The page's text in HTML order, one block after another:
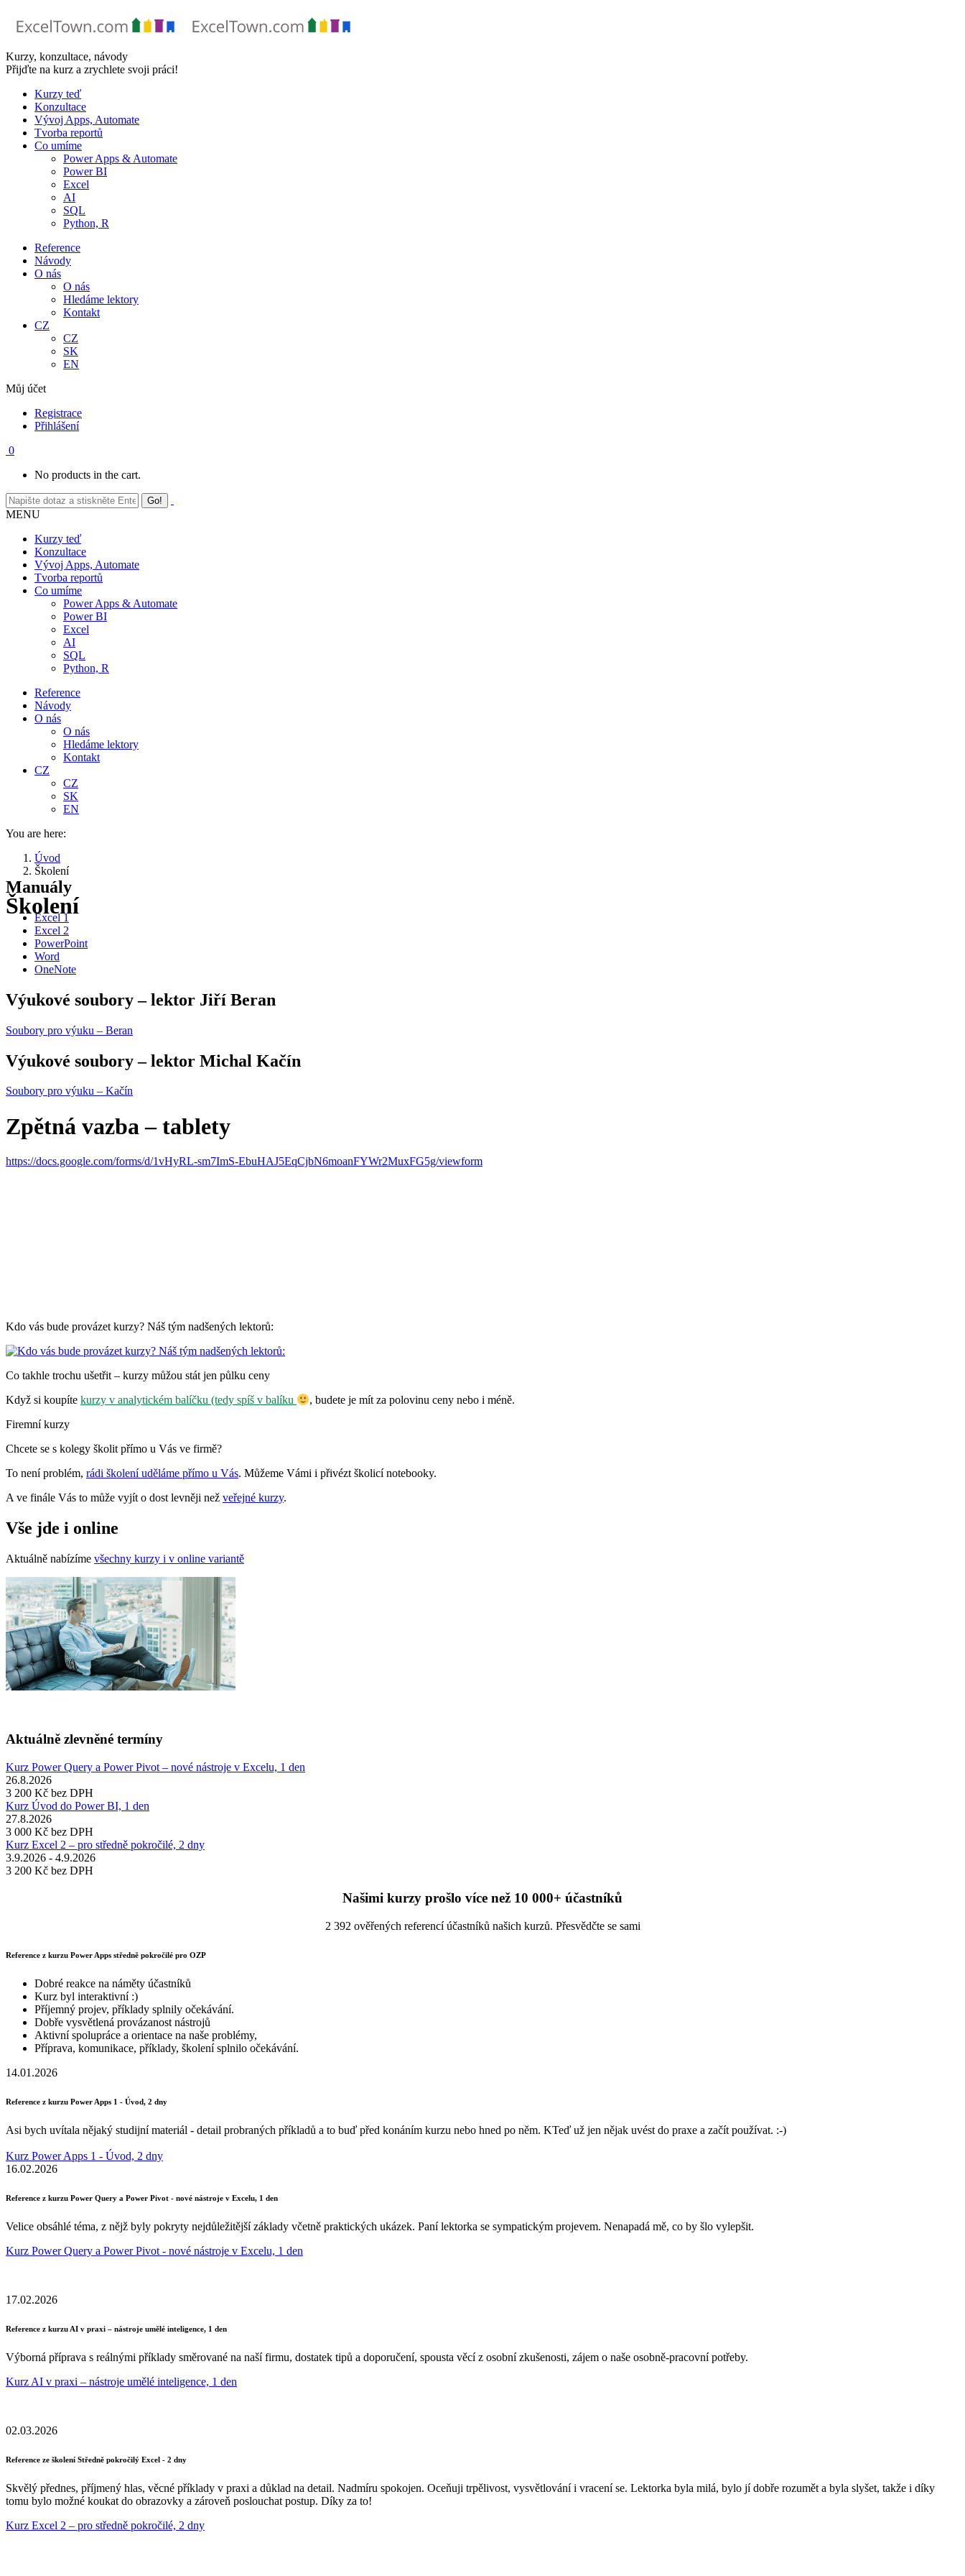
Kurzy, konzultace, návody
Přijďte na kurz a zrychlete svoji práci!
Kurzy teď
Konzultace
Vývoj Apps, Automate
Tvorba reportů
Co umíme
Power Apps & Automate
Power BI
Excel
AI
SQL
Python, R
Reference
Návody
O nás
O nás
Hledáme lektory
Kontakt
CZ
CZ
SK
EN
Můj účet
Registrace
Přihlášení
0
No products in the cart.
MENU
Kurzy teď
Konzultace
Vývoj Apps, Automate
Tvorba reportů
Co umíme
Power Apps & Automate
Power BI
Excel
AI
SQL
Python, R
Reference
Návody
O nás
O nás
Hledáme lektory
Kontakt
CZ
CZ
SK
EN
You are here:
Úvod
Školení
Školení
Manuály
Excel 1
Excel 2
PowerPoint
Word
OneNote
Výukové soubory – lektor Jiří Beran
Soubory pro výuku – Beran
Výukové soubory – lektor Michal Kačín
Soubory pro výuku – Kačín
Zpětná vazba – tablety
https://docs.google.com/forms/d/1vHyRL-sm7ImS-EbuHAJ5EqCjbN6moanFYWr2MuxFG5g/viewform
Kdo vás bude provázet kurzy? Náš tým nadšených lektorů:
Co takhle trochu ušetřit – kurzy můžou stát jen půlku ceny
Když si koupíte kurzy v analytickém balíčku (tedy spíš v balíku
, budete je mít za polovinu ceny nebo i méně.
Firemní kurzy
Chcete se s kolegy školit přímo u Vás ve firmě?
To není problém, rádi školení uděláme přímo u Vás. Můžeme Vámi i přivézt školicí notebooky.
A ve finále Vás to může vyjít o dost levněji než veřejné kurzy.
Vše jde i online
Aktuálně nabízíme všechny kurzy i v online variantě
Aktuálně zlevněné termíny
Kurz Power Query a Power Pivot – nové nástroje v Excelu, 1 den
26.8.2026
3 200 Kč bez DPH
Kurz Úvod do Power BI, 1 den
27.8.2026
3 000 Kč bez DPH
Kurz Excel 2 – pro středně pokročilé, 2 dny
3.9.2026 - 4.9.2026
3 200 Kč bez DPH
Našimi kurzy prošlo více než 10 000+ účastníků
2 392 ověřených referencí účastníků našich kurzů. Přesvědčte se sami
Reference z kurzu Power Apps středně pokročilé pro OZP
Dobré reakce na náměty účastníků
Kurz byl interaktivní :)
Příjemný projev, příklady splnily očekávání.
Dobře vysvětlená provázanost nástrojů
Aktivní spolupráce a orientace na naše problémy,
Příprava, komunikace, příklady, školení splnilo očekávání.
14.01.2026
Reference z kurzu Power Apps 1 - Úvod, 2 dny
Asi bych uvítala nějaký studijní materiál - detail probraných příkladů a to buď před konáním kurzu nebo hned po něm. KTeď už jen nějak uvést do praxe a začít používat. :-)
Kurz Power Apps 1 - Úvod, 2 dny
16.02.2026
Reference z kurzu Power Query a Power Pivot - nové nástroje v Excelu, 1 den
Velice obsáhlé téma, z nějž byly pokryty nejdůležitější základy včetně praktických ukázek. Paní lektorka se sympatickým projevem. Nenapadá mě, co by šlo vylepšit.
Kurz Power Query a Power Pivot - nové nástroje v Excelu, 1 den
17.02.2026
Reference z kurzu AI v praxi – nástroje umělé inteligence, 1 den
Výborná příprava s reálnými příklady směrované na naší firmu, dostatek tipů a doporučení, spousta věcí z osobní zkušenosti, zájem o naše osobně-pracovní potřeby.
Kurz AI v praxi – nástroje umělé inteligence, 1 den
02.03.2026
Reference ze školení Středně pokročilý Excel - 2 dny
Skvělý přednes, příjmený hlas, věcné příklady v praxi a důklad na detail. Nadmíru spokojen. Oceňuji trpělivost, vysvětlování i vracení se. Lektorka byla milá, bylo jí dobře rozumět a byla slyšet, takže i díky
tomu bylo možné koukat do obrazovky a zároveň poslouchat postup. Díky za to!
Kurz Excel 2 – pro středně pokročilé, 2 dny